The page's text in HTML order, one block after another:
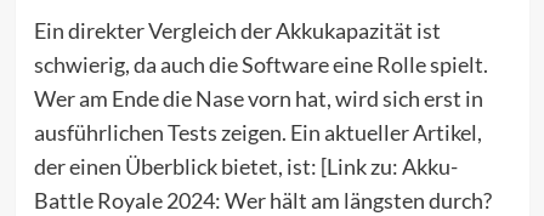
Ein direkter Vergleich der Akkukapazität ist
schwierig, da auch die Software eine Rolle spielt.
Wer am Ende die Nase vorn hat, wird sich erst in
ausführlichen Tests zeigen. Ein aktueller Artikel,
der einen Überblick bietet, ist: [Link zu: Akku-
Battle Royale 2024: Wer hält am längsten durch?